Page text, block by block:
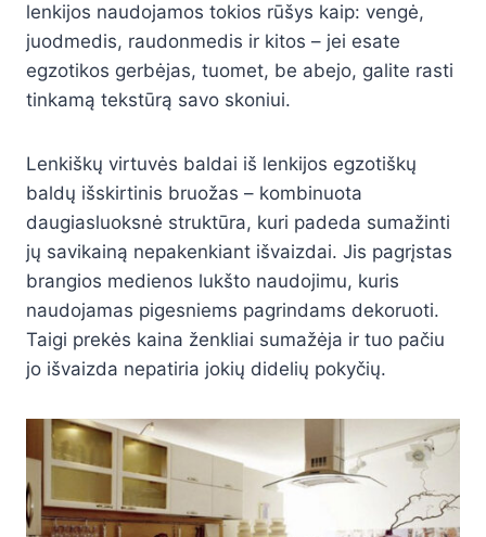
lenkijos naudojamos tokios rūšys kaip: vengė,
juodmedis, raudonmedis ir kitos – jei esate
egzotikos gerbėjas, tuomet, be abejo, galite rasti
tinkamą tekstūrą savo skoniui.
Lenkiškų virtuvės baldai iš lenkijos egzotiškų
baldų išskirtinis bruožas – kombinuota
daugiasluoksnė struktūra, kuri padeda sumažinti
jų savikainą nepakenkiant išvaizdai. Jis pagrįstas
brangios medienos lukšto naudojimu, kuris
naudojamas pigesniems pagrindams dekoruoti.
Taigi prekės kaina ženkliai sumažėja ir tuo pačiu
jo išvaizda nepatiria jokių didelių pokyčių.